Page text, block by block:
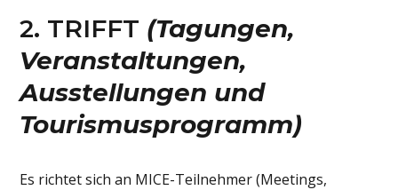
2. TRIFFT (Tagungen,
Veranstaltungen,
Ausstellungen und
Tourismusprogramm)
Es richtet sich an MICE-Teilnehmer (Meetings,